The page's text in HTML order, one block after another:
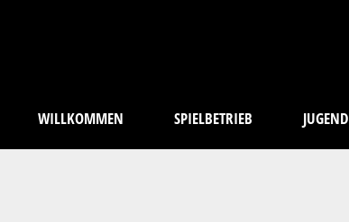
WILLKOMMEN SPIELBETRIEB JUGEND